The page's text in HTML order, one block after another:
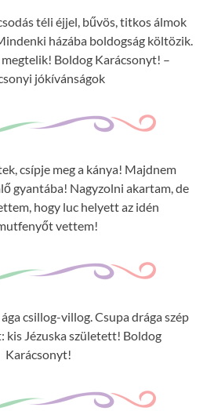
téli éjjel, bűvös, titkos álmok
házába boldogság költözik.
Boldog Karácsonyt! –
jókívánságok
csípje meg a kánya! Majdnem
gyantába! Nagyzolni akartam, de
hogy luc helyett az idén
vettem!
csillog-villog. Csupa drága szép
kis Jézuska született! Boldog
Karácsonyt!